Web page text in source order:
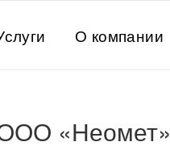
О компании
«Неомет»